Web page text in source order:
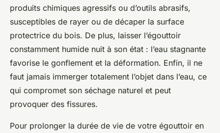
produits chimiques agressifs ou d’outils abrasifs,
susceptibles de rayer ou de décaper la surface
protectrice du bois. De plus, laisser l’égouttoir
constamment humide nuit à son état : l’eau stagnante
favorise le gonflement et la déformation. Enfin, il ne
faut jamais immerger totalement l’objet dans l’eau, ce
qui compromet son séchage naturel et peut
provoquer des fissures.
Pour prolonger la durée de vie de votre égouttoir en